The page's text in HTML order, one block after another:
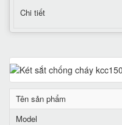
Chi tiết
Tên sản phẩm
Model